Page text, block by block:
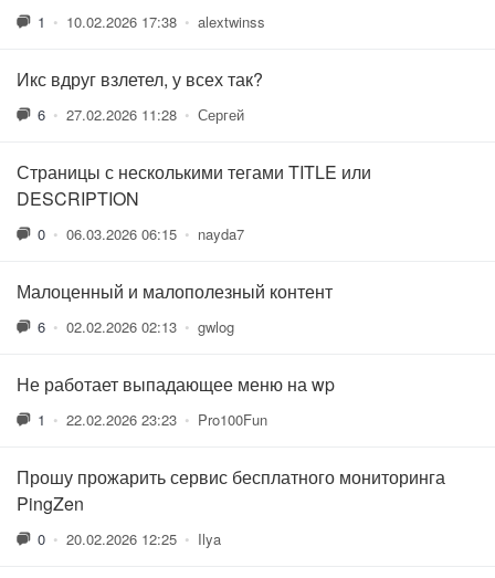
1 • 10.02.2026 17:38 • alextwinss
Икс вдруг взлетел, у всех так?
6 • 27.02.2026 11:28 • Сергей
Страницы с несколькими тегами TITLE или
DESCRIPTION
0 • 06.03.2026 06:15 • nayda7
Малоценный и малополезный контент
6 • 02.02.2026 02:13 • gwlog
Не работает выпадающее меню на wp
1 • 22.02.2026 23:23 • Pro100Fun
Прошу прожарить сервис бесплатного мониторинга
PingZen
0 • 20.02.2026 12:25 • Ilya